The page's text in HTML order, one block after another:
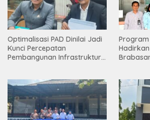
Optimalisasi PAD Dinilai Jadi
Kunci Percepatan
Pembangunan Infrastruktur
Program
Hadirkan
Mesuji